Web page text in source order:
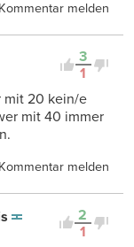
Kommentar melden
3
1
mit 20 kein/e
mit 40 immer
Kommentar melden
2
1